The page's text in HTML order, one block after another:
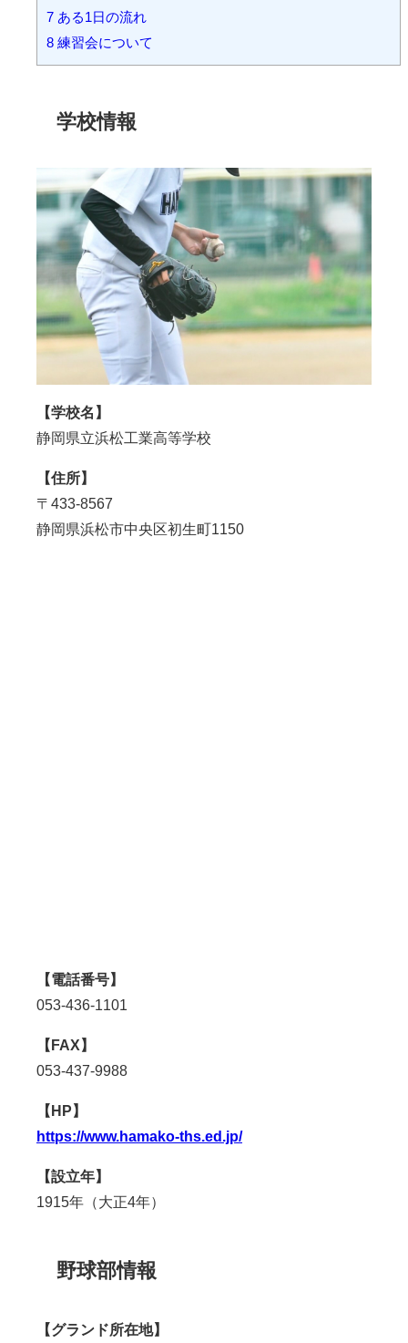
7 ある1日の流れ
8 練習会について
学校情報
【学校名】
静岡県立浜松工業高等学校
【住所】
〒 433-8567
静岡県浜松市中央区初生町1150
【電話番号】
053-436-1101
【FAX】
053-437-9988
【HP】
https://www.hamako-ths.ed.jp/
【設立年】
1915年（大正4年）
野球部情報
【グランド所在地】